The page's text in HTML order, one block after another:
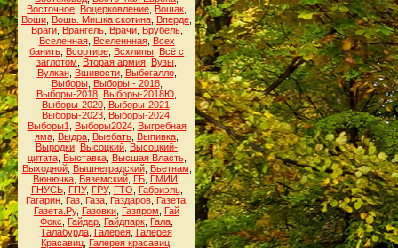
Восточное Воцерковление Вошак
Воши Вошь. Мишка скотина Вперде
Враги, Врангель, Врачи, Врубель,
Вселенная, Вселеннная, Всех
банить Всортире Всхлипы Всё с
заглотом
Вторая армия Вузы
Вулкан, Вшивости, Выбегалло,
Выборы, Выборы - 2018,
Выборы-2018 Выборы-2018Ю
Выборы-2020, Выборы-2021
Выборы-2023, Выборы-2024,
Выборы1
Выборы2024, Выгребная
яма Выдра Выебать Выпивка
Выродки Высоцкий Высоцкий-
цитата, Выставка, Высшая Власть,
Выходной, Вышнеградский, Вьетнам
Вюнючка Вяземский ГБ ГМИИ
ГНУСЬ, ГПУ, ГРУ, ГТО Габриэль,
Гагарин, Газ, Газа, Газдаров, Газета,
Газета.Ру, Газовки Газпром
Гай
Фокс
Гайдар Гайдпарк Гала
Галабурда, Галерея, Галерея
Красавиц Галерея красавиц